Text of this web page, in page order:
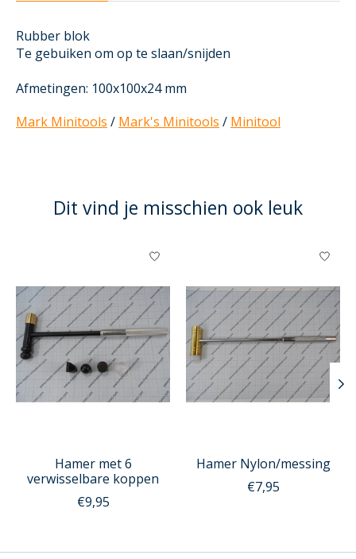
Rubber blok
Te gebuiken om op te slaan/snijden
Afmetingen: 100x100x24 mm
Mark Minitools / Mark's Minitools / Minitool
Dit vind je misschien ook leuk
Items van productcarrousel
Hamer met 6
verwisselbare koppen
€9,95
Hamer Nylon/messing
€7,95